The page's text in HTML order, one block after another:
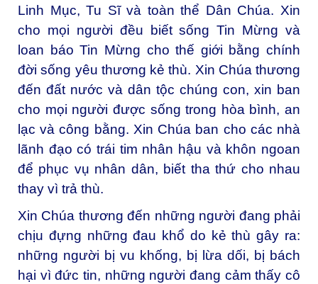
Linh Mục, Tu Sĩ và toàn thể Dân Chúa. Xin
cho mọi người đều biết sống Tin Mừng và
loan báo Tin Mừng cho thế giới bằng chính
đời sống yêu thương kẻ thù. Xin Chúa thương
đến đất nước và dân tộc chúng con, xin ban
cho mọi người được sống trong hòa bình, an
lạc và công bằng. Xin Chúa ban cho các nhà
lãnh đạo có trái tim nhân hậu và khôn ngoan
để phục vụ nhân dân, biết tha thứ cho nhau
thay vì trả thù.
Xin Chúa thương đến những người đang phải
chịu đựng những đau khổ do kẻ thù gây ra:
những người bị vu khống, bị lừa dối, bị bách
hại vì đức tin, những người đang cảm thấy cô